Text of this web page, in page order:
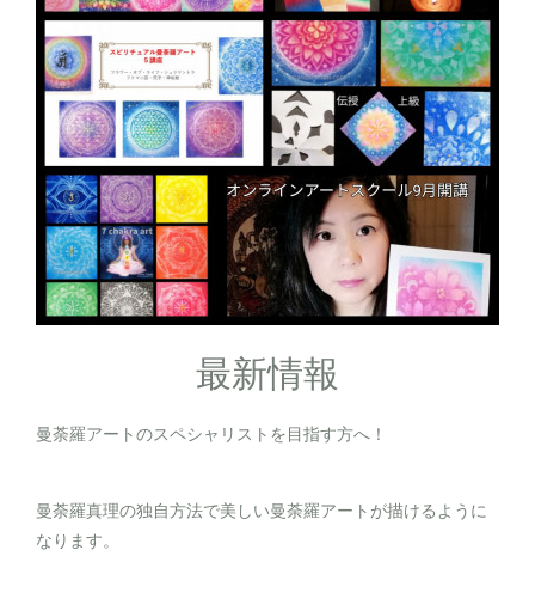
最新情報
曼荼羅アートのスペシャリストを目指す方へ！
曼荼羅真理の独自方法で美しい曼荼羅アートが描けるように
なります。